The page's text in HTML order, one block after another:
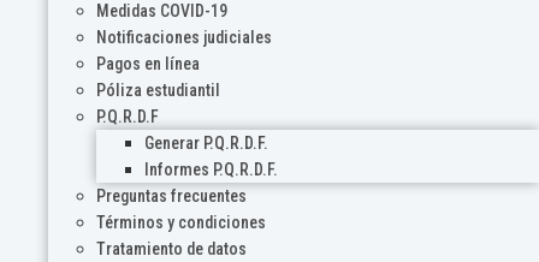
Medidas COVID-19
Notificaciones judiciales
Pagos en línea
Póliza estudiantil
P.Q.R.D.F
Generar P.Q.R.D.F.
Informes P.Q.R.D.F.
Preguntas frecuentes
Términos y condiciones
Tratamiento de datos